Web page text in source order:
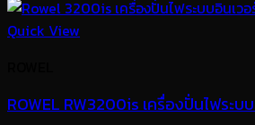
Quick View
ROWEL RW3200is เครื่องปั่นไฟระบ